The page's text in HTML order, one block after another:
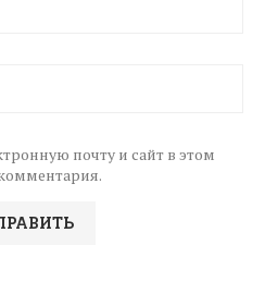
почту и сайт в этом